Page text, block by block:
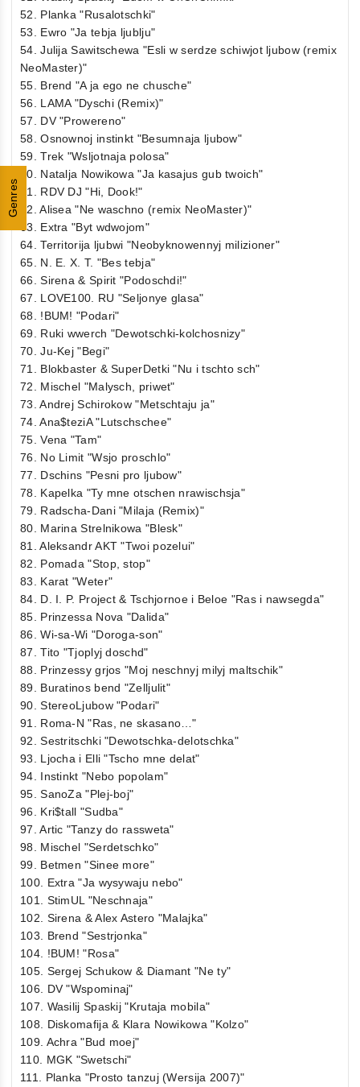
Genres
52. Planka "Rusalotschki"
53. Ewro "Ja tebja ljublju"
54. Julija Sawitschewa "Esli w serdze schiwjot ljubow (remix
NeoMaster)"
55. Brend "A ja ego ne chusche"
56. LAMA "Dyschi (Remix)"
57. DV "Prowereno"
58. Osnownoj instinkt "Besumnaja ljubow"
59. Trek "Wsljotnaja polosa"
60. Natalja Nowikowa "Ja kasajus gub twoich"
61. RDV DJ "Hi, Dook!"
62. Alisea "Ne waschno (remix NeoMaster)"
63. Extra "Byt wdwojom"
64. Territorija ljubwi "Neobyknowennyj milizioner"
65. N. E. X. T. "Bes tebja"
66. Sirena & Spirit "Podoschdi!"
67. LOVE100. RU "Seljonye glasa"
68. !BUM! "Podari"
69. Ruki wwerch "Dewotschki-kolchosnizy"
70. Ju-Kej "Begi"
71. Blokbaster & SuperDetki "Nu i tschto sch"
72. Mischel "Malysch, priwet"
73. Andrej Schirokow "Metschtaju ja"
74. Ana$teziA "Lutschschee"
75. Vena "Tam"
76. No Limit "Wsjo proschlo"
77. Dschins "Pesni pro ljubow"
78. Kapelka "Ty mne otschen nrawischsja"
79. Radscha-Dani "Milaja (Remix)"
80. Marina Strelnikowa "Blesk"
81. Aleksandr AKT "Twoi pozelui"
82. Pomada "Stop, stop"
83. Karat "Weter"
84. D. I. P. Project & Tschjornoe i Beloe "Ras i nawsegda"
85. Prinzessa Nova "Dalida"
86. Wi-sa-Wi "Doroga-son"
87. Tito "Tjoplyj doschd"
88. Prinzessy grjos "Moj neschnyj milyj maltschik"
89. Buratinos bend "Zelljulit"
90. StereoLjubow "Podari"
91. Roma-N "Ras, ne skasano…"
92. Sestritschki "Dewotschka-delotschka"
93. Ljocha i Elli "Tscho mne delat"
94. Instinkt "Nebo popolam"
95. SanoZa "Plej-boj"
96. Kri$tall "Sudba"
97. Artic "Tanzy do rassweta"
98. Mischel "Serdetschko"
99. Betmen "Sinee more"
100. Extra "Ja wysywaju nebo"
101. StimUL "Neschnaja"
102. Sirena & Alex Astero "Malajka"
103. Brend "Sestrjonka"
104. !BUM! "Rosa"
105. Sergej Schukow & Diamant "Ne ty"
106. DV "Wspominaj"
107. Wasilij Spaskij "Krutaja mobila"
108. Diskomafija & Klara Nowikowa "Kolzo"
109. Achra "Bud moej"
110. MGK "Swetschi"
111. Planka "Prosto tanzuj (Wersija 2007)"